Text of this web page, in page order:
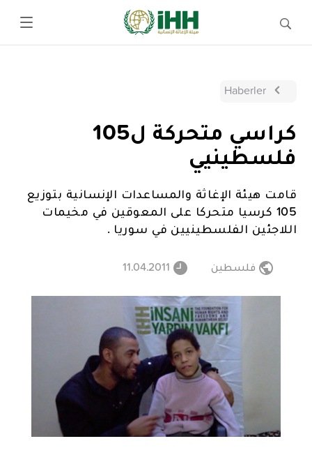
Haberler
كراسي متحركة ل105
فلسطينيي
قامت هيئة الإغاثة والمساعدات الإنسانية بتوزيع
105 كرسيا متحركا على المعوقين في مخيمات
اللاجئين الفلسطينيين في سوريا .
فلسطين 11.04.2011